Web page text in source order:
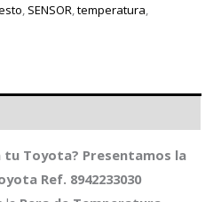
SENSOR ,temperatura
tu Toyota? Presentamos la
Ref. 8942233030